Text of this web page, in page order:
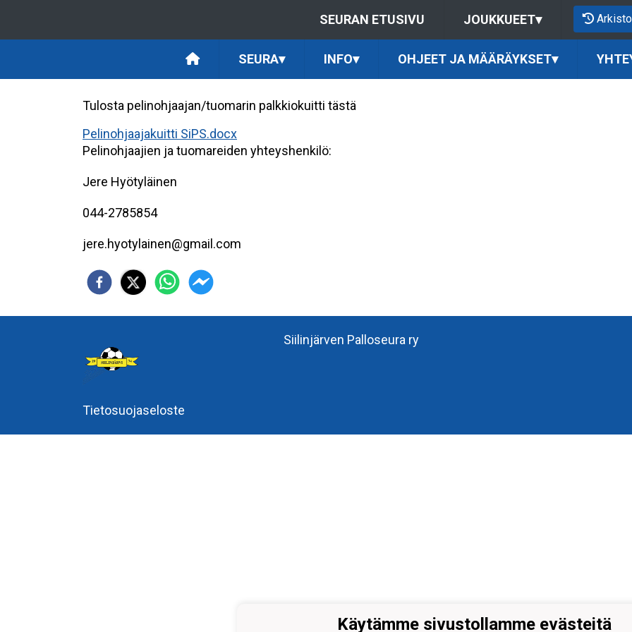
SEURAN ETUSIVU JOUKKUEET▾ Arkisto
SEURA▾ INFO▾ OHJEET JA MÄÄRÄYKSET▾
Tulosta pelinohjaajan/tuomarin palkkiokuitti tästä
Pelinohjaajakuitti SiPS.docx
Pelinohjaajien ja tuomareiden yhteyshenkilö:
Jere Hyötyläinen
044-2785854
jere.hyotylainen@gmail.com
Tietosuojaseloste
Siilinjärven Palloseura ry
Käytämme sivustollamme evästeitä